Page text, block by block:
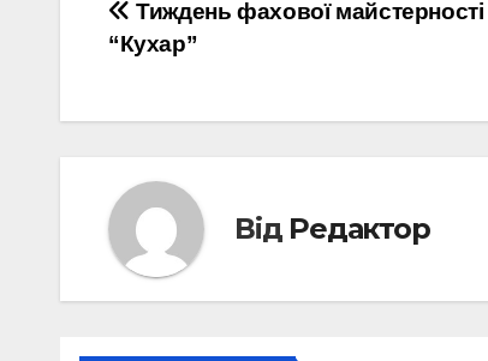
Навігація
записів
Тиждень фахової майстерності
“Кухар”
Від Редактор